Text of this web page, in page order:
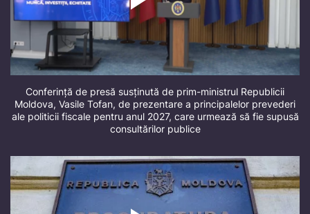
Conferință de presă susținută de prim-ministrul Republicii
Moldova, Vasile Tofan, de prezentare a principalelor prevederi
ale politicii fiscale pentru anul 2027, care urmează să fie supusă
consultărilor publice